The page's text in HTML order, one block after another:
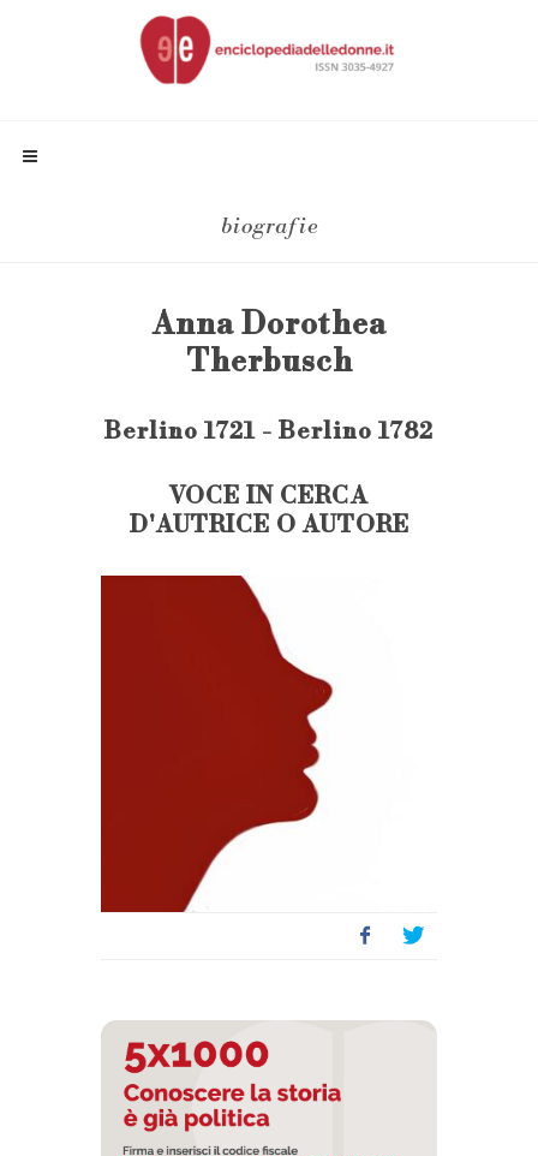
biografie
Anna Dorothea
Therbusch
Berlino 1721 - Berlino 1782
VOCE IN CERCA
D'AUTRICE O AUTORE